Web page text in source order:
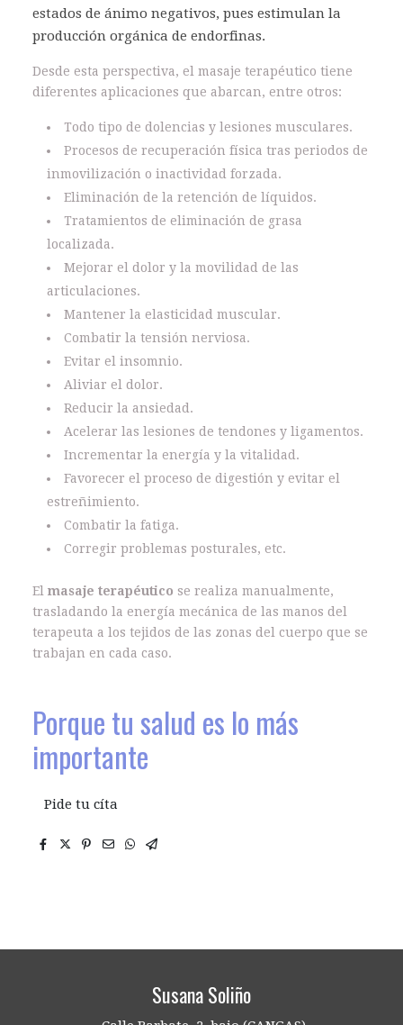
estados de ánimo negativos, pues estimulan la
producción orgánica de endorfinas.
Desde esta perspectiva, el masaje terapéutico tiene
diferentes aplicaciones que abarcan, entre otros:
Todo tipo de dolencias y lesiones musculares.
Procesos de recuperación física tras periodos de
inmovilización o inactividad forzada.
Eliminación de la retención de líquidos.
Tratamientos de eliminación de grasa
localizada.
Mejorar el dolor y la movilidad de las
articulaciones.
Mantener la elasticidad muscular.
Combatir la tensión nerviosa.
Evitar el insomnio.
Aliviar el dolor.
Reducir la ansiedad.
Acelerar las lesiones de tendones y ligamentos.
Incrementar la energía y la vitalidad.
Favorecer el proceso de digestión y evitar el
estreñimiento.
Combatir la fatiga.
Corregir problemas posturales, etc.
El masaje terapéutico se realiza manualmente,
trasladando la energía mecánica de las manos del
terapeuta a los tejidos de las zonas del cuerpo que se
trabajan en cada caso.
Porque tu salud es lo más
importante
Pide tu cíta
Susana Soliño